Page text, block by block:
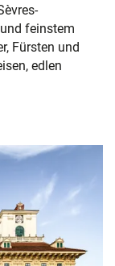
feinstem
Fürsten und
edlen